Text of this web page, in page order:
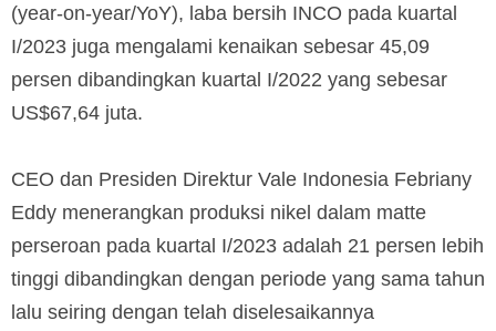
(year-on-year/YoY), laba bersih INCO pada kuartal
I/2023 juga mengalami kenaikan sebesar 45,09
persen dibandingkan kuartal I/2022 yang sebesar
US$67,64 juta.
CEO dan Presiden Direktur Vale Indonesia Febriany
Eddy menerangkan produksi nikel dalam matte
perseroan pada kuartal I/2023 adalah 21 persen lebih
tinggi dibandingkan dengan periode yang sama tahun
lalu seiring dengan telah diselesaikannya